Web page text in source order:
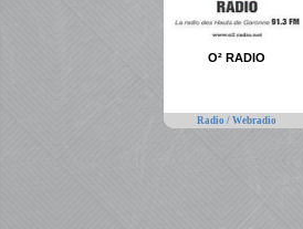
O² RADIO
Radio / Webradio